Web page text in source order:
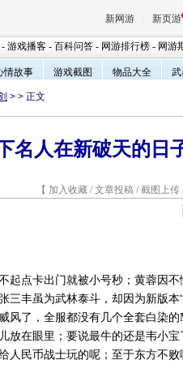
新网游 新页游
- 游戏播客 - 百科问答 - 网游排行榜 - 网游
情故事 游戏截图 物品大全 武
> > 正文
名人在新破天的日
【 加入收藏/ 文章投稿 / 截图上传
起点卡出门就被小号秒；黄蓉因
三丰虽为武林泰斗，却因为新版本
风了，全服都没有几个全套白染
放在眼里；要说最牛的还是韦小
人民币战士玩的呢；至于东方不